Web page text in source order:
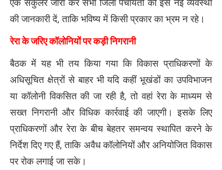
एक सर्कुलर जारी कर सभी जिला पंचायतों को इस नई व्यवस्था
की जानकारी दें, ताकि भविष्य में किसी प्रकार का भ्रम न रहे।
रेरा के जरिए कॉलोनियों पर कड़ी निगरानी
बैठक में यह भी तय किया गया कि विकास प्राधिकरणों के
अधिसूचित क्षेत्रों से बाहर भी यदि कहीं भूखंडों का उपविभाजन
या कॉलोनी विकसित की जा रही है, तो वहां रेरा के माध्यम से
सख्त निगरानी और विधिक कार्रवाई की जाएगी। इसके लिए
प्राधिकरणों और रेरा के बीच बेहतर समन्वय स्थापित करने के
निर्देश दिए गए हैं, ताकि अवैध कॉलोनियों और अनियोजित विकास
पर रोक लगाई जा सके।